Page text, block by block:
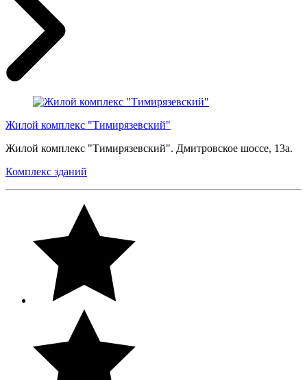
Жилой комплекс "Тимирязевский"
Жилой комплекс "Тимирязевский". Дмитровское шоссе, 13а.
Комплекс зданий